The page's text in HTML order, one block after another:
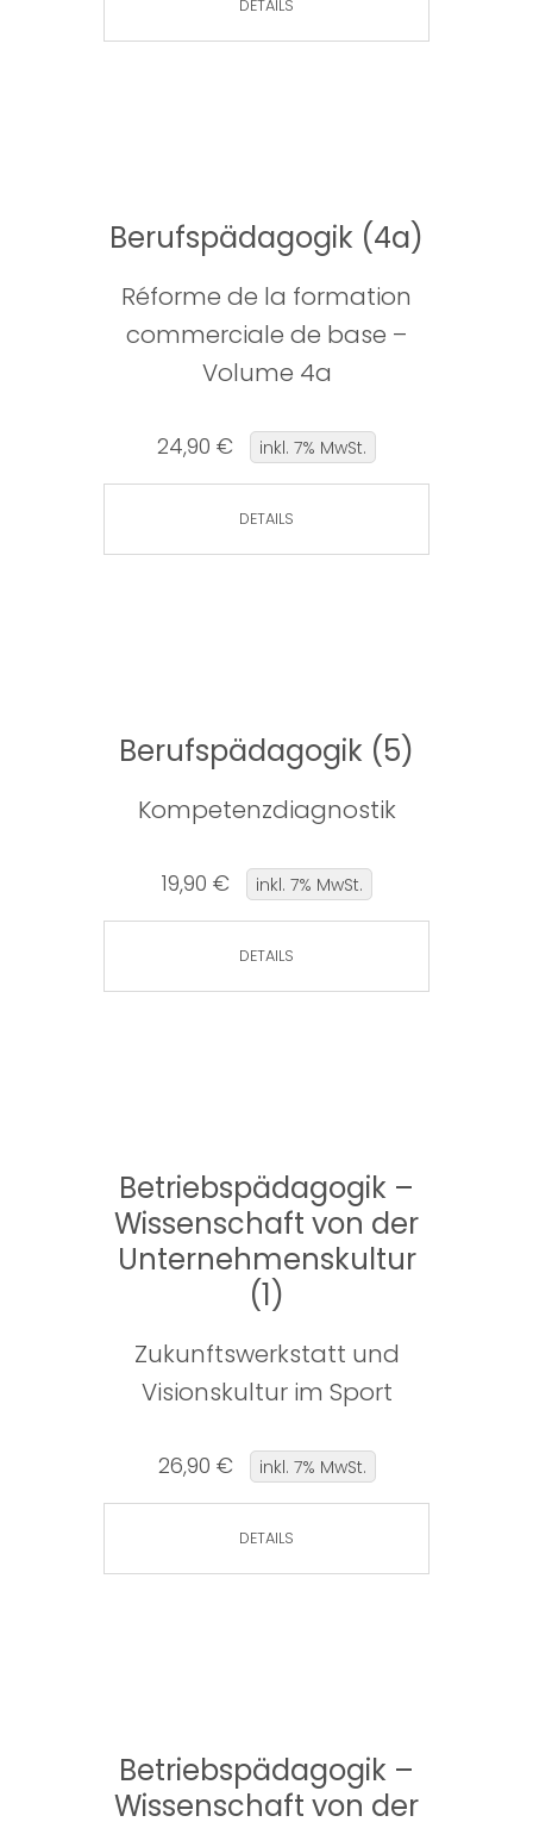
DETAILS
Berufspädagogik (4a)
Réforme de la formation
commerciale de base –
Volume 4a
24,90 € inkl. 7% MwSt.
DETAILS
Berufspädagogik (5)
Kompetenzdiagnostik
19,90 € inkl. 7% MwSt.
DETAILS
Betriebspädagogik –
Wissenschaft von der
Unternehmenskultur
(1)
Zukunftswerkstatt und
Visionskultur im Sport
26,90 € inkl. 7% MwSt.
DETAILS
Betriebspädagogik –
Wissenschaft von der